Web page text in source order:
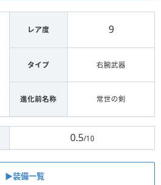
レア度 9
タイプ 右腕武器
進化前名称 常世の剣
0.5/10
▶︎装備一覧